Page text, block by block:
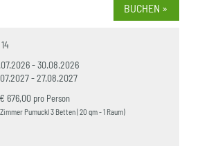
BUCHEN »
-30.08.2026
-27.08.2027
€ 676,00 pro Person
Pumuckl 3 Betten | 20 qm - 1 Raum)